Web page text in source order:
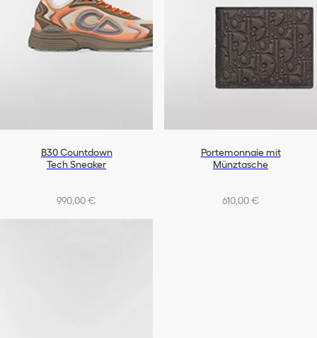
B30 Countdown
Tech Sneaker
990,00 €
Portemonnaie mit
Münztasche
610,00 €